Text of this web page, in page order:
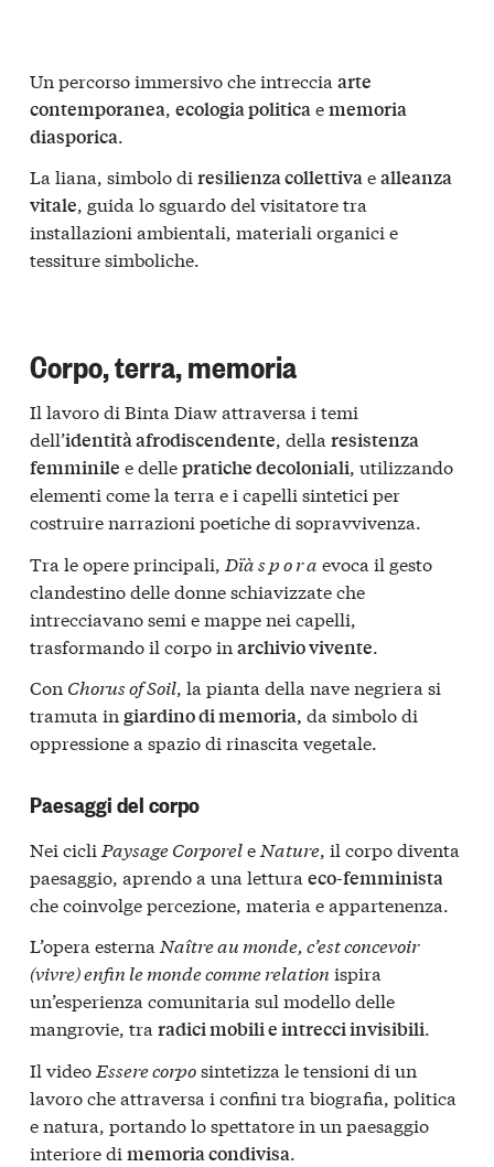
Un percorso immersivo che intreccia arte
contemporanea, ecologia politicaememoria
diasporica.
La liana, simbolo di resilienza collettivaealleanza
vitale, guida lo sguardo del visitatore tra
installazioni ambientali, materiali organici e
tessiture simboliche.
Corpo, terra, memoria
Il lavoro di Binta Diaw attraversa i temi
dell’identità afrodiscendente, della resistenza
femminile e dellepratiche decoloniali, utilizzando
elementi come la terra e i capelli sintetici per
costruire narrazioni poetiche di sopravvivenza.
Tra le opere principali, Dïà s p o r a evoca il gesto
clandestino delle donne schiavizzate che
intrecciavano semi e mappe nei capelli,
trasformando il corpo in archivio vivente.
Con Chorus of Soil, la pianta della nave negriera si
tramuta in giardino di memoria, da simbolo di
oppressione a spazio di rinascita vegetale.
Paesaggi del corpo
Nei cicli Paysage Corporele Nature , il corpo diventa
paesaggio, aprendo a una lettura eco-femminista
che coinvolge percezione, materia e appartenenza.
L’opera esterna Naître au monde, c’est concevoir
(vivre) enfin le monde comme relation ispira
un’esperienza comunitaria sul modello delle
mangrovie, tra radici mobili e intrecci invisibili.
Il video Essere corposintetizza le tensioni di un
lavoro che attraversa i confini tra biografia, politica
e natura, portando lo spettatore in un paesaggio
interiore di memoria condivisa.